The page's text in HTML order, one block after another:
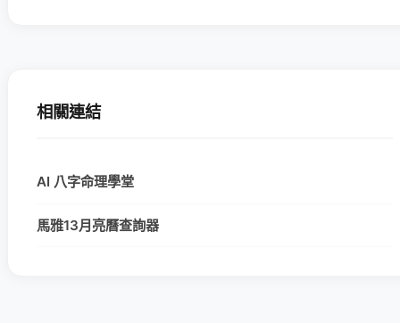
相關連結
AI 八字命理學堂
馬雅13月亮曆查詢器